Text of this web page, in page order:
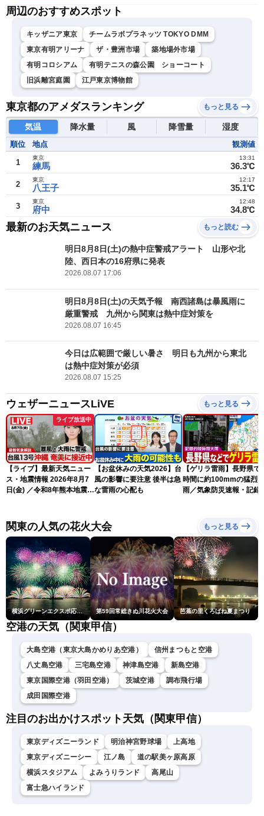
周辺のおすすめスポット
キッザニア東京
チームラボプラネッツ TOKYO DMM
東京有明アリーナ
ザ・豊洲市場
築地場外市場
有明コロシアム
有明テニスの森公園 ショーコート
旧浜離宮庭園
江戸東京博物館
東京都のアメダスランキング もっと見る
気温 降水量 風 降雪量 湿度
順位 地点 観測値
1 練馬
東京
36.3℃
13:31
2 八王子
東京
35.1℃
12:17
3 府中
東京
34.8℃
12:48
最新のお天気ニュース もっと読む
明日8月8日(土)の熱中症警戒アラート 山形や北
陸、西日本の16府県に発表
2026.08.07 17:06
明日8月8日(土)の天気予報 南西諸島は暴風雨に
厳重警戒 九州から関東は熱中症対策を
2026.08.07 16:45
今日は広範囲で厳しい暑さ 明日も九州から東北
は熱中症対策が必須
2026.08.07 15:25
ウェザーニュースLiVE もっと見る
ライブ放送中
【ライブ】最新天気ニュー
ス・地震情報 2026年8月7
日(金) ／令和8年熊本地震情
ーン・駒木結衣／内藤邦
裕〉
【お盆休みの天気2026】台
風の影響に要注意 後半は急
な雷雨の心配も
【ゲリラ雷雨】長野県で1
時間に約100mmの猛烈な
雨／気象防災速報・記録
関東の人気の花火大会 もっと見る
横浜グリーンエクスポ応援 みなとみらいフェスティバル「スカイシンフォニーinヨコハマ presented byコロワイド」 第59回常総きぬ川花火大会 芭蕉の里くろばね夏まつり
空港の天気（関東甲信）
大島空港（東京大島かめりあ空港）
信州まつもと空港
八丈島空港
三宅島空港 神津島空港
新島空港
東京国際空港（羽田空港）
茨城空港
調布飛行場
成田国際空港
注目のお出かけスポット天気（関東甲信）
東京ディズニーランド 明治神宮野球場
上高地
東京ディズニーシー
江ノ島
道の駅美ヶ原高原
横浜スタジアム
よみうりランド
高尾山
富士急ハイランド